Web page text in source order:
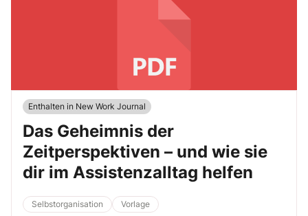
Enthalten in New Work Journal
Das Geheimnis der
Zeitperspektiven – und wie sie
dir im Assistenzalltag helfen
Selbstorganisation Vorlage